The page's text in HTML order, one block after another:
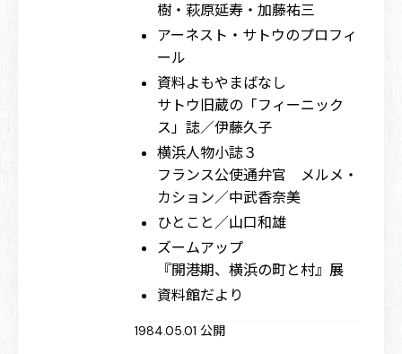
樹・萩原延寿・加藤祐三
アーネスト・サトウのプロフィ
ール
資料よもやまばなし
サトウ旧蔵の「フィーニック
ス」誌／伊藤久子
横浜人物小誌３
フランス公使通弁官 メルメ・
カション／中武香奈美
ひとこと／山口和雄
ズームアップ
『開港期、横浜の町と村』展
資料館だより
1984.05.01 公開